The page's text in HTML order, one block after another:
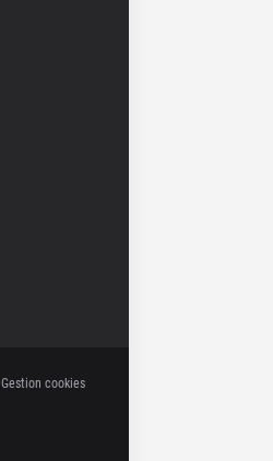
Gestion cookies